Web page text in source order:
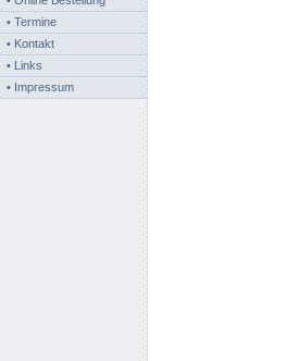
• Termine
• Kontakt
• Links
• Impressum